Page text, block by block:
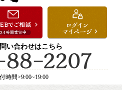
い合わせはこちら
時間>9:00~19:00